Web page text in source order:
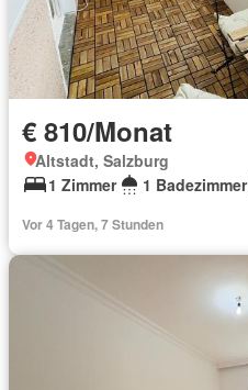
€ 810/Monat
Altstadt, Salzburg
1 Zimmer
1 Badezimmer
Vor 4 Tagen, 7 Stunden